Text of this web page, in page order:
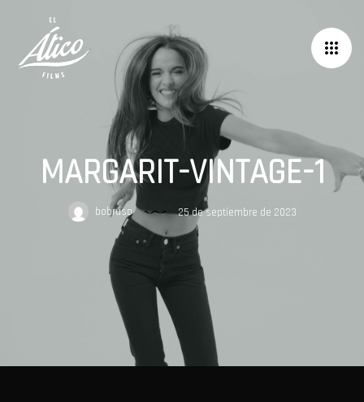
MARGARIT-VINTAGE-1
bobruso 25 de septiembre de 2023